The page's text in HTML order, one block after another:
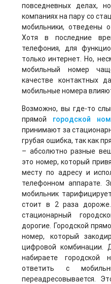
повседневных делах,
компаниях на пару со
мобильники, отведены
Хотя в последние
телефония, для
только интернет. Но,
мобильный номер
качестве контактных
мобильные номера
Возможно, вы где-то
прямой городской
принимают за
грубая ошибка, так как
– абсолютно разные
это номер, который
месту по адресу и
телефонном аппарате.
мобильник
стоит в 2 раза
стационарный
дорогие. Городской
номер, который
цифровой комбинации.
набираете
ответить с
переадресовывается.